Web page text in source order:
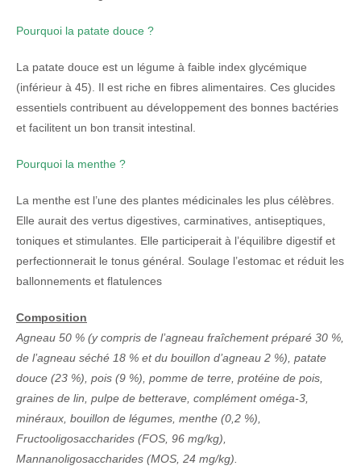
Pourquoi la patate douce ?
La patate douce est un légume à faible index glycémique
(inférieur à 45). Il est riche en fibres alimentaires. Ces glucides
essentiels contribuent au développement des bonnes bactéries
et facilitent un bon transit intestinal.
Pourquoi la menthe ?
La menthe est l’une des plantes médicinales les plus célèbres.
Elle aurait des vertus digestives, carminatives, antiseptiques,
toniques et stimulantes. Elle participerait à l’équilibre digestif et
perfectionnerait le tonus général. Soulage l’estomac et réduit les
ballonnements et flatulences
Composition
Agneau 50 % (y compris de l’agneau fraîchement préparé 30 %,
de l’agneau séché 18 % et du bouillon d’agneau 2 %), patate
douce (23 %), pois (9 %), pomme de terre, protéine de pois,
graines de lin, pulpe de betterave, complément oméga-3,
minéraux, bouillon de légumes, menthe (0,2 %),
Fructooligosaccharides (FOS, 96 mg/kg),
Mannanoligosaccharides (MOS, 24 mg/kg).